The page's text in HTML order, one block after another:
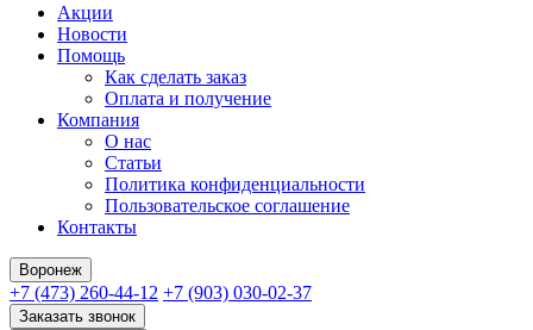
Акции
Новости
Помощь
Как сделать заказ
Оплата и получение
Компания
О нас
Статьи
Политика конфиденциальности
Пользовательское соглашение
Контакты
Воронеж
+7 (473) 260-44-12 +7 (903) 030-02-37
Заказать звонок